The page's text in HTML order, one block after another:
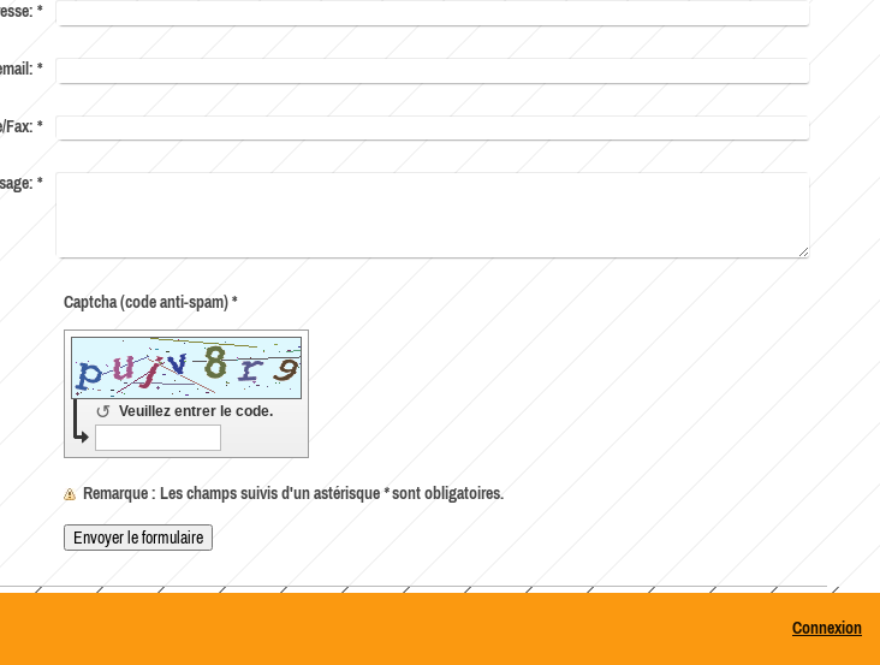
*
*
Fax: *
*
Captcha (code anti-spam) *
Veuillez entrer le code.
↺
Remarque : Les champs suivis d'un astérisque*sont obligatoires.
Connexion